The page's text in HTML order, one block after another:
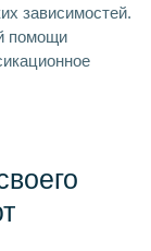
зависимостей.
помощи